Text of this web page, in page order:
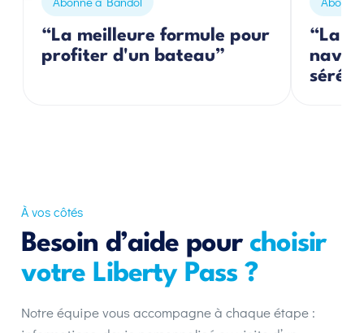
“La meilleure formule pour
profiter d'un bateau”
“La
À vos côtés
Besoin d’aide pour choisir
votre Liberty Pass ?
Notre équipe vous accompagne à chaque étape :